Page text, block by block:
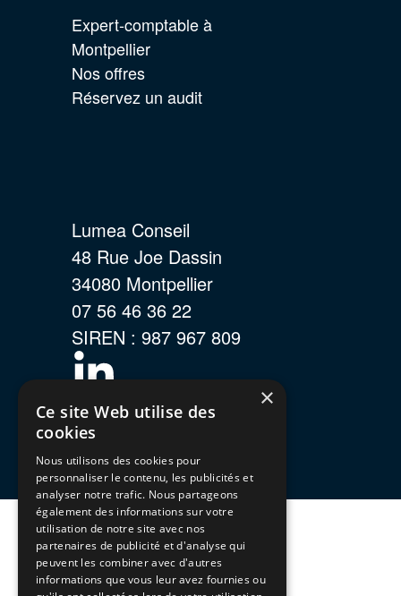
Expert-comptable à
Montpellier
Nos offres
Réservez un audit
Lumea Conseil
48 Rue Joe Dassin
34080 Montpellier
07 56 46 36 22
SIREN : 987 967 809
×
Ce site Web utilise des
cookies
Nous utilisons des cookies pour
personnaliser le contenu, les publicités et
analyser notre trafic. Nous partageons
également des informations sur votre
utilisation de notre site avec nos
partenaires de publicité et d'analyse qui
peuvent les combiner avec d'autres
informations que vous leur avez fournies ou